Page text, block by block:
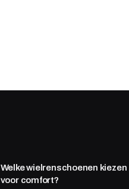
Welke wielrenschoenen kiezen
voor comfort?